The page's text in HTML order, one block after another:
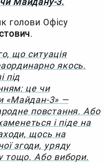
голови Офісу
.
що ситуація
якось.
під
це чи
«Майдан-3» —
повстання. Або
і піде на
щось на
згоди, уряду
тощо. Або вибори.